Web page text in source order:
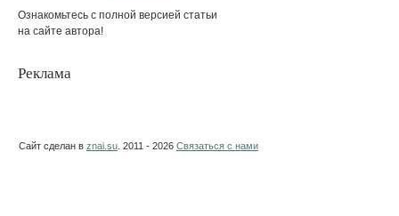
Ознакомьтесь с полной версией статьи
на сайте автора!
Реклама
Сайт сделан в znai.su . 2011 - 2026 Связаться с нами